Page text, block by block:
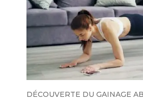
DÉCOUVERTE DU GAINAGE